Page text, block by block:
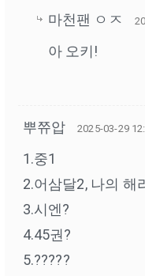
마천팬 ㅇㅈ
아 오키!
뿌쮸압 2025-03-29
1.중1
2.어삼달2, 나의 해
3.시엔?
4.45권?
5.?????